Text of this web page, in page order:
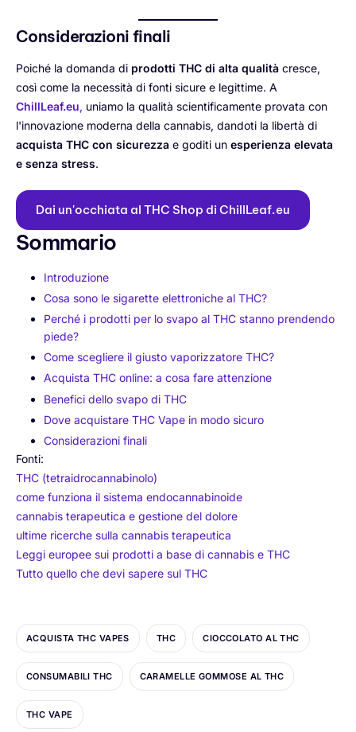
Considerazioni finali
Poiché la domanda di prodotti THC di alta qualità cresce,
così come la necessità di fonti sicure e legittime. A
ChillLeaf.eu, uniamo la qualità scientificamente provata con
l'innovazione moderna della cannabis, dandoti la libertà di
acquista THC con sicurezza e goditi un esperienza elevata
e senza stress.
Dai un'occhiata al THC Shop di ChillLeaf.eu
Sommario
Introduzione
Cosa sono le sigarette elettroniche al THC?
Perché i prodotti per lo svapo al THC stanno prendendo
piede?
Come scegliere il giusto vaporizzatore THC?
Acquista THC online: a cosa fare attenzione
Benefici dello svapo di THC
Dove acquistare THC Vape in modo sicuro
Considerazioni finali
Fonti:
THC (tetraidrocannabinolo)
come funziona il sistema endocannabinoide
cannabis terapeutica e gestione del dolore
ultime ricerche sulla cannabis terapeutica
Leggi europee sui prodotti a base di cannabis e THC
Tutto quello che devi sapere sul THC
ACQUISTA THC VAPES THC CIOCCOLATO AL THC
CONSUMABILI THC CARAMELLE GOMMOSE AL THC
THC VAPE